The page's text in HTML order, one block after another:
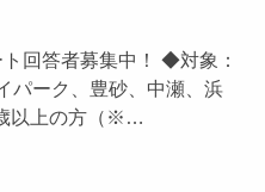
回答者募集中！ ◆対象：
パーク、豊砂、中瀬、浜
以上の方（※…